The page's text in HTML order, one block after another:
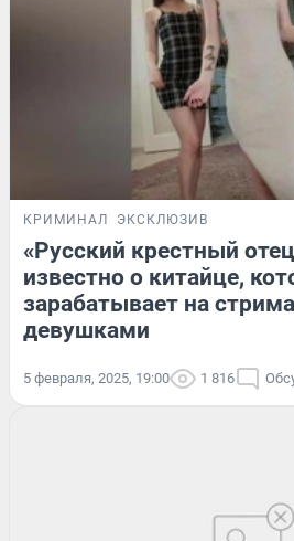
КРИМИНАЛ ЭКСКЛЮЗИВ
«Русский крестный
известно о китайце,
зарабатывает на
девушками
5 февраля, 2025, 19:00 1 816